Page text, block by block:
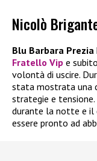
Nicolò
Blu Barbara Prezia
Fratello Vip e
volontà di uscire.
stata mostrata una
strategie e
durante la notte e il
essere pronto ad